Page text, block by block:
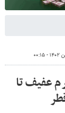
عفیف تا